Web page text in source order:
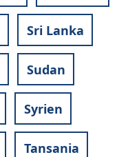
Sri Lanka
Sudan
Syrien
Tansania